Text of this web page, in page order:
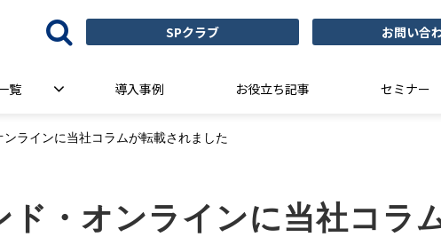
SPクラブ お問い合
覧 導入事例 お役立ち記事 セミナー
ンラインに当社コラムが転載されました
ド・オンラインに当社コラ